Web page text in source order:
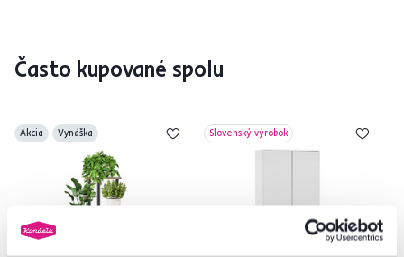
Často kupované spolu
Akcia Vynáška Slovenský výrobok